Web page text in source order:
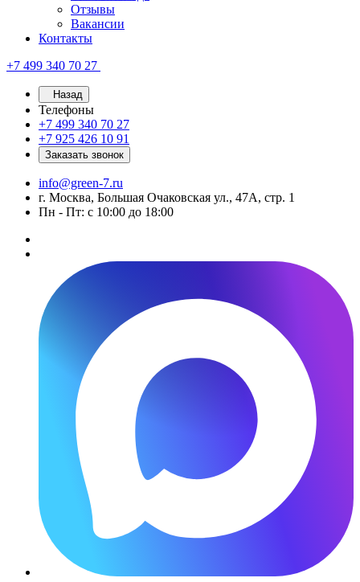
Отзывы
Вакансии
Контакты
+7 499 340 70 27
Назад
Телефоны
+7 499 340 70 27
+7 925 426 10 91
Заказать звонок
info@green-7.ru
г. Москва, Большая Очаковская ул., 47А, стр. 1
Пн - Пт: с 10:00 до 18:00